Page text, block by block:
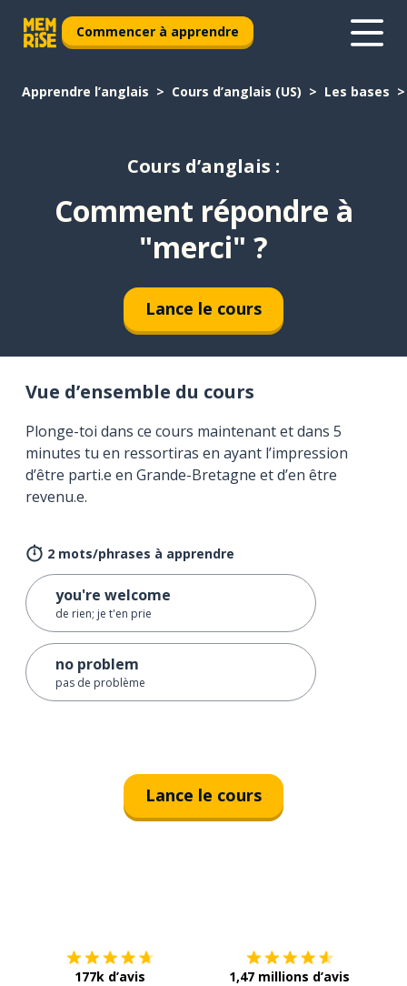
Commencer à apprendre
Apprendre l’anglais Cours d’anglais (US) Les bases
Cours d’anglais :
Comment répondre à
"merci" ?
Lance le cours
Vue d’ensemble du cours
Plonge-toi dans ce cours maintenant et dans 5
minutes tu en ressortiras en ayant l’impression
d’être parti.e en Grande-Bretagne et d’en être
revenu.e.
2 mots/phrases à apprendre
you're welcome
de rien; je t'en prie
no problem
pas de problème
Lance le cours
177k d’avis 1,47 millions d’avis